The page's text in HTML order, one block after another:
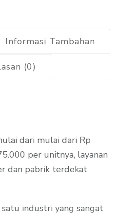
Informasi Tambahan
(0)
dari mulai dari Rp
per unitnya, layanan
dan pabrik terdekat
industri yang sangat